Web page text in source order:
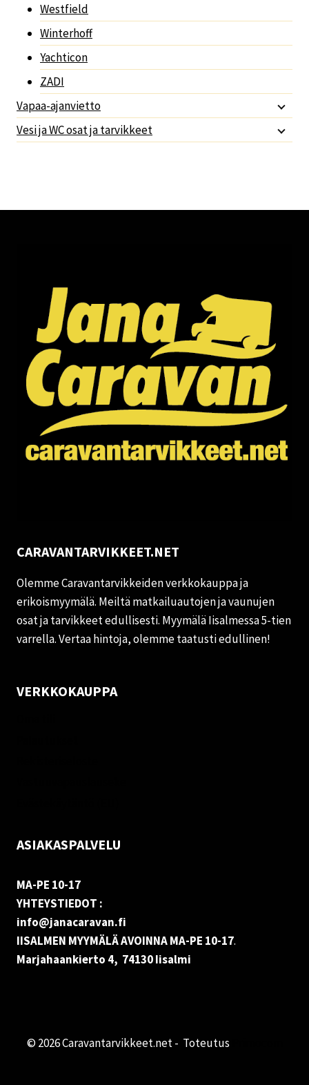
Westfield
Winterhoff
Yachticon
ZADI
Vapaa-ajanvietto
Vesi ja WC osat ja tarvikkeet
CARAVANTARVIKKEET.NET
Olemme Caravantarvikkeiden verkkokauppa ja
erikoismyymälä. Meiltä matkailuautojen ja vaunujen
osat ja tarvikkeet edullisesti. Myymälä Iisalmessa 5-tien
varrella. Vertaa hintoja, olemme taatusti edullinen!
VERKKOKAUPPA
ASIAKASPALVELU
MA-PE 10-17
YHTEYSTIEDOT :
info@janacaravan.fi
IISALMEN MYYMÄLÄ AVOINNA MA-PE 10-17.
Marjahaankierto 4, 74130 Iisalmi
© 2026 Caravantarvikkeet.net - Toteutus